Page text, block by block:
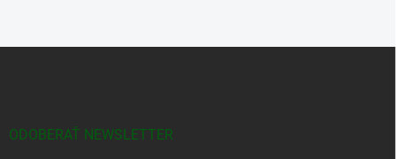
ODOBERAŤ NEWSLETTER